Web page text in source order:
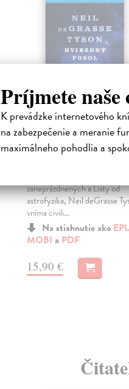
Príjmete naše
K prevádzke internetového
na zabezpečenie a meranie
maximálneho pohodlia a
Hviezdny posol
Tyson deGrasse Neill
zaneprázdnených a Listy od
astrofyzika, Neil deGrasse
vníma civili...
Na stiahnutie ako
MOBI a PDF
15,90 €